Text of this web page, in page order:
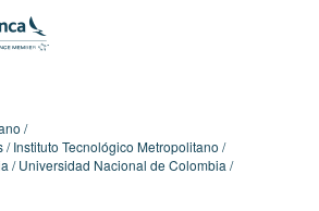
Instituto Tecnológico Metropolitano
Universidad Nacional de Colombia